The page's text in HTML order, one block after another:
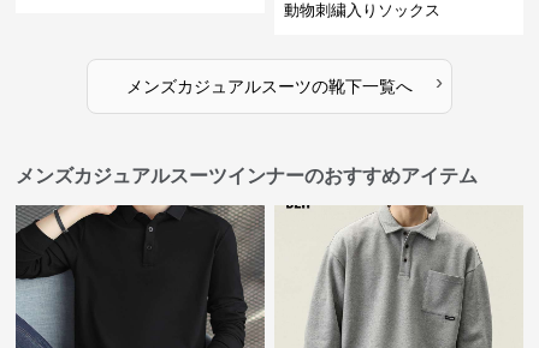
動物刺繍入りソックス
メンズカジュアルスーツの靴下一覧へ ›
メンズカジュアルスーツインナーのおすすめアイテム